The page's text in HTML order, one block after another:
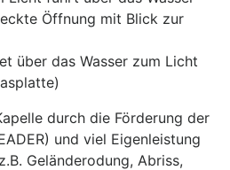
Öffnung mit Blick zur
über das Wasser zum Licht
durch die Förderung der
und viel Eigenleistung
Geländerodung, Abriss,